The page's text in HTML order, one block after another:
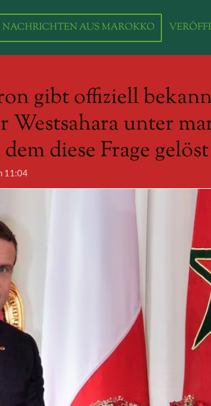
NACHRICHTEN AUS MAROKKO
gibt offiziell
unter
diese Frage
11:04